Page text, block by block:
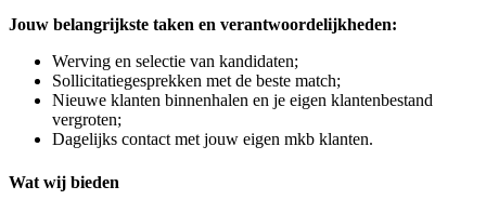
Jouw belangrijkste taken en verantwoordelijkheden:
Werving en selectie van kandidaten;
Sollicitatiegesprekken met de beste match;
Nieuwe klanten binnenhalen en je eigen klantenbestand
vergroten;
Dagelijks contact met jouw eigen mkb klanten.
Wat wij bieden